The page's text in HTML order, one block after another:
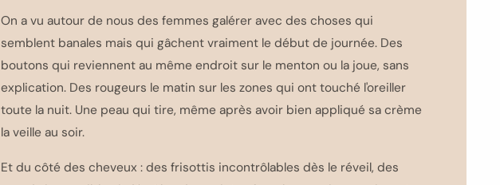
On a vu autour de nous des femmes galérer avec des choses qui
semblent banales mais qui gâchent vraiment le début de journée. Des
boutons qui reviennent au même endroit sur le menton ou la joue, sans
explication. Des rougeurs le matin sur les zones qui ont touché l'oreiller
toute la nuit. Une peau qui tire, même après avoir bien appliqué sa crème
la veille au soir.
Et du côté des cheveux : des frisottis incontrôlables dès le réveil, des